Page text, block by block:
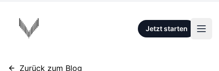
Zum Hauptinhalt springen
VOISA
Jetzt starten
Zurück zum Blog